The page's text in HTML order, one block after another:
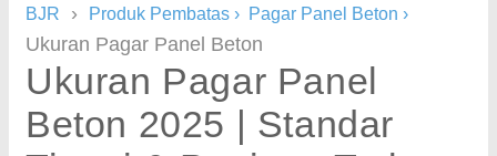
BJR › Produk Pembatas › Pagar Panel Beton ›
Ukuran Pagar Panel Beton
Ukuran Pagar Panel
Beton 2025 | Standar